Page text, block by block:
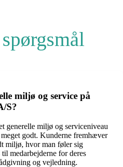
miljø og service på
S?
generelle miljø og serviceniveau
godt. Kunderne fremhæver
miljø, hvor man føler sig
medarbejderne for deres
og vejledning.